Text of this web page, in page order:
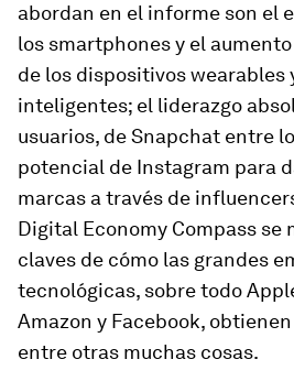
abordan en el informe son el
los smartphones y el
de los dispositivos wearables
inteligentes; el liderazgo
usuarios, de Snapchat entre
potencial de Instagram para
marcas a través de
Digital Economy Compass se
claves de cómo las grandes
tecnológicas, sobre todo
Amazon y Facebook,
entre otras muchas cosas.